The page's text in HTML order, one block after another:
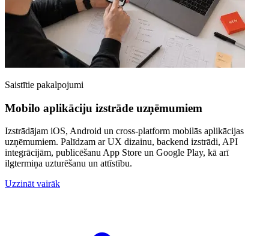
Saistītie pakalpojumi
Mobilo aplikāciju izstrāde uzņēmumiem
Izstrādājam iOS, Android un cross-platform mobilās aplikācijas
uzņēmumiem. Palīdzam ar UX dizainu, backend izstrādi, API
integrācijām, publicēšanu App Store un Google Play, kā arī
ilgtermiņa uzturēšanu un attīstību.
Uzzināt vairāk